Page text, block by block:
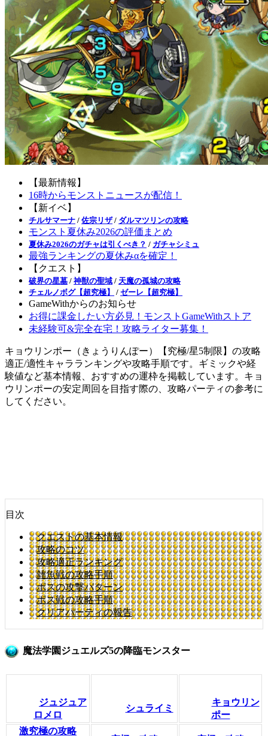
【最新情報】
16時からモンストニュースが配信！
【新イベ】
チルサマーナ / 佐宗リザ/ ダルマツリンの攻略
モンスト夏休み2026の評価まとめ
夏休み2026のガチャは引くべき？ / ガチャシミュ
最強ランキングの夏休みαを確定！
【クエスト】
破界の星墓 / 神獣の聖域 / 天魔の孤城の攻略
チェルノボグ【超究極】
/ ゼーレ【超究極】
GameWithからのお知らせ
お得に課金したい方必見！モンストGameWithストア
未経験可&完全在宅！攻略ライター募集！
キョウリンポー（きょうりんぽー）【究極/星5制限】の攻略
適正/適性キャラランキングや攻略手順です。ギミックや経
験値など基本情報、おすすめの運枠を掲載しています。キョ
ウリンポーの安定周回を目指す際の、攻略パーティの参考に
してください。
目次
クエストの基本情報
攻略のコツ
攻略適正ランキング
雑魚戦の攻略手順
ボスの攻撃パターン
ボス戦の攻略手順
クリアパーティの報告
魔法学園ジュエルズ5の降臨モンスター
ジュジュア
ロメロ
シュライミ
キョウリン
ポー
激究極の攻略